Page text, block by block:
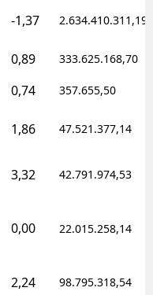
-1,37 2.634.410.311,19
0,89 333.625.168,70
0,74 357.655,50
1,86 47.521.377,14
3,32 42.791.974,53
0,00 22.015.258,14
2,24 98.795.318,54